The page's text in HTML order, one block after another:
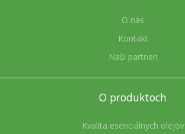
O nás
Kontakt
Naši partneri
O produktoch
Kvalita esenciálnych olejov